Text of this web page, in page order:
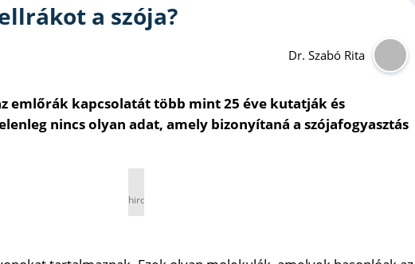
a szója?
Dr. Szabó Rita
emlőrák kapcsolatát több mint 25 éve kutatják és
nincs olyan adat, amely bizonyítaná a szójafogyasztás
hirdetés